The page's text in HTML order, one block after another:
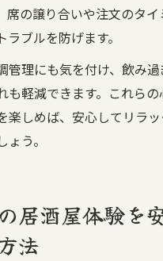
席の譲り合いや注文のタ
ラブルを防げます。
管理にも気を付け、飲み
も軽減できます。これら
楽しめば、安心してリラ
う。
居酒屋体験を
法